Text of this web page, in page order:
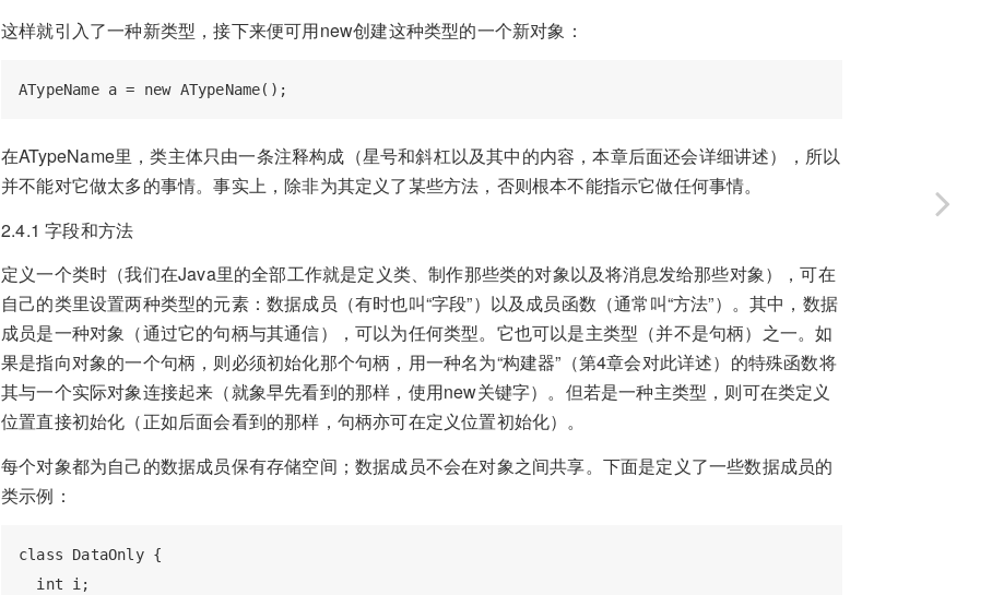
这样就引入了一种新类型，接下来便可用new创建这种类型的一个新对象：
在ATypeName里，类主体只由一条注释构成（星号和斜杠以及其中的内容，本章后面还会详细讲述），所以
并不能对它做太多的事情。事实上，除非为其定义了某些方法，否则根本不能指示它做任何事情。
2.4.1 字段和方法
定义一个类时（我们在Java里的全部工作就是定义类、制作那些类的对象以及将消息发给那些对象），可在
自己的类里设置两种类型的元素：数据成员（有时也叫“字段”）以及成员函数（通常叫“方法”）。其中，数据
成员是一种对象（通过它的句柄与其通信），可以为任何类型。它也可以是主类型（并不是句柄）之一。如
果是指向对象的一个句柄，则必须初始化那个句柄，用一种名为“构建器”（第4章会对此详述）的特殊函数将
其与一个实际对象连接起来（就象早先看到的那样，使用new关键字）。但若是一种主类型，则可在类定义
位置直接初始化（正如后面会看到的那样，句柄亦可在定义位置初始化）。
每个对象都为自己的数据成员保有存储空间；数据成员不会在对象之间共享。下面是定义了一些数据成员的
类示例：
class DataOnly {
  int i;